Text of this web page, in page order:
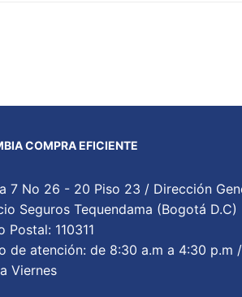
COMPRA EFICIENTE
7 No 26 - 20 Piso 23 / Dirección
Seguros Tequendama (Bogotá D.C)
Postal: 110311
de atención: de 8:30 a.m a 4:30 p.m /
Viernes